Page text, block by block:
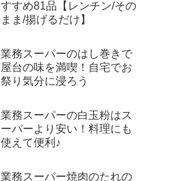
すすめ81品【レンチン/その
まま/揚げるだけ】
業務スーパーのはし巻きで
屋台の味を満喫！自宅でお
祭り気分に浸ろう
業務スーパーの白玉粉はス
ーパーより安い！料理にも
使えて便利♪
業務スーパー焼肉のたれの